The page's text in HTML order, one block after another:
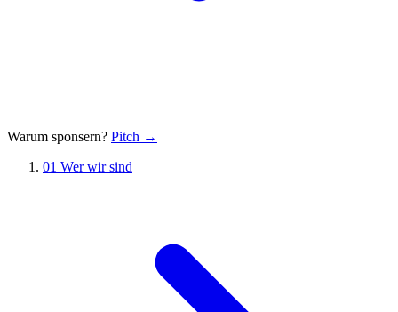
Warum sponsern? Pitch →
01 Wer wir sind